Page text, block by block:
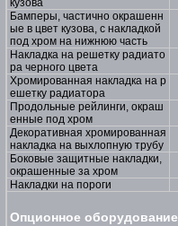
кузова
Бамперы, частично окрашенн
ые в цвет кузова, с накладкой
под хром на нижнюю часть
Накладка на решетку радиато
ра черного цвета
Хромированная накладка на р
ешетку радиатора
Продольные рейлинги, окраш
енные под хром
Декоративная хромированная
накладка на выхлопную трубу
Боковые защитные накладки,
окрашенные за хром
Накладки на пороги
Опционное оборудование